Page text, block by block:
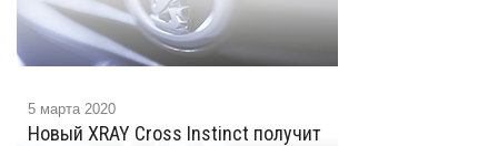
5 марта 2020
Новый XRAY Cross Instinct получит